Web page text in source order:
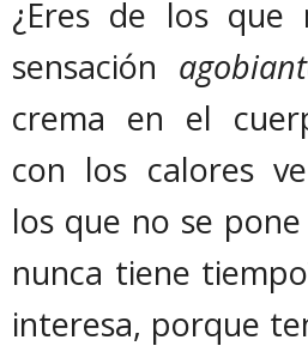
¿Eres de los
sensación
crema en el
con los calores
los que no se
nunca tiene
interesa, porque